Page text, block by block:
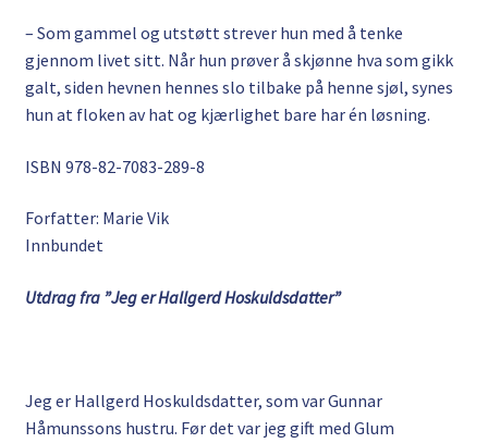
– Som gammel og utstøtt strever hun med å tenke
gjennom livet sitt. Når hun prøver å skjønne hva som gikk
galt, siden hevnen hennes slo tilbake på henne sjøl, synes
hun at floken av hat og kjærlighet bare har én løsning.
ISBN 978-82-7083-289-8
Forfatter: Marie Vik
Innbundet
Utdrag fra ”Jeg er Hallgerd Hoskuldsdatter”
Jeg er Hallgerd Hoskuldsdatter, som var Gunnar
Håmunssons hustru. Før det var jeg gift med Glum